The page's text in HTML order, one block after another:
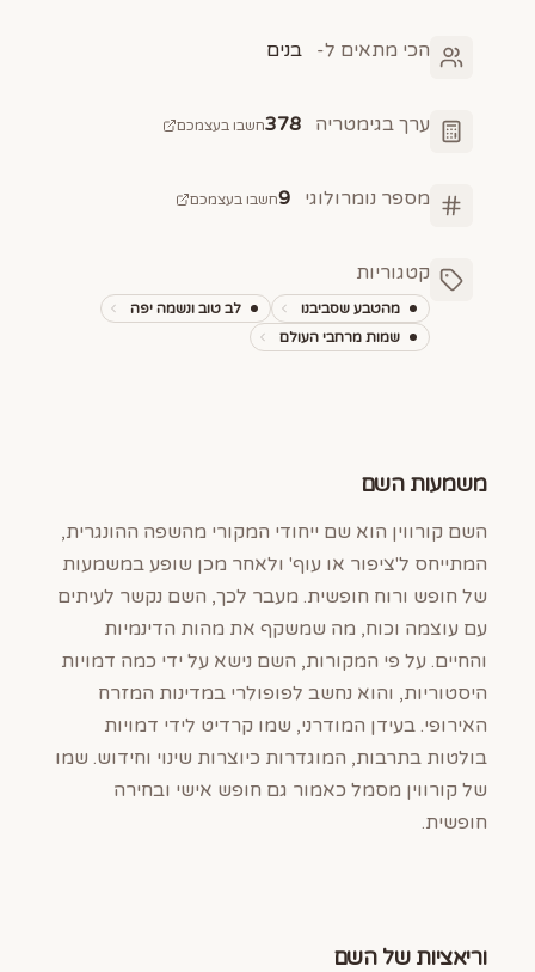
הכי מתאים ל- בנים
ערך בגימטריה 378חשבו בעצמכם
מספר נומרולוגי 9חשבו בעצמכם
קטגוריות
מהטבע שסביבנו
לב טוב ונשמה יפה
שמות מרחבי העולם
משמעות השם
השם קורווין הוא שם ייחודי המקורי מהשפה ההונגרית,
המתייחס ל'ציפור או עוף' ולאחר מכן שופע במשמעות
של חופש ורוח חופשית. מעבר לכך, השם נקשר לעיתים
עם עוצמה וכוח, מה שמשקף את מהות הדינמיות
והחיים. על פי המקורות, השם נישא על ידי כמה דמויות
היסטוריות, והוא נחשב לפופולרי במדינות המזרח
האירופי. בעידן המודרני, שמו קרדיט לידי דמויות
בולטות בתרבות, המוגדרות כיוצרות שינוי וחידוש. שמו
של קורווין מסמל כאמור גם חופש אישי ובחירה
חופשית.
וריאציות של השם